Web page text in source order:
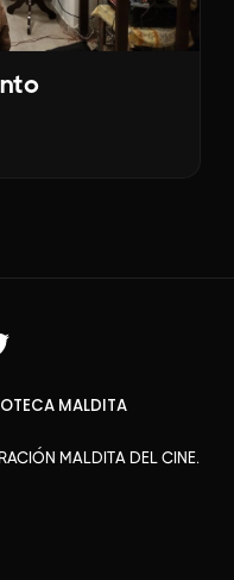
MALDITA
MALDITA DEL CINE.